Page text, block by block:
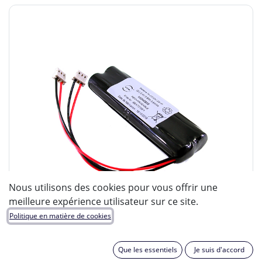
Nous utilisons des cookies pour vous offrir une
meilleure expérience utilisateur sur ce site.
Politique en matière de cookies
Que les essentiels Je suis d'accord